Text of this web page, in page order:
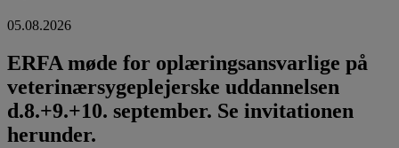
05.08.2026
ERFA møde for oplæringsansvarlige på
veterinærsygeplejerske uddannelsen
d.8.+9.+10. september. Se invitationen
herunder.